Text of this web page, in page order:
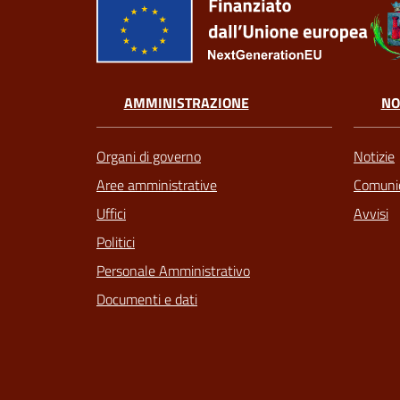
AMMINISTRAZIONE
Organi di governo
Aree amministrative
Uffici
Politici
Personale Amministrativo
Documenti e dati
Notizie
Avvisi